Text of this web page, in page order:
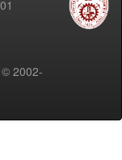
2002-